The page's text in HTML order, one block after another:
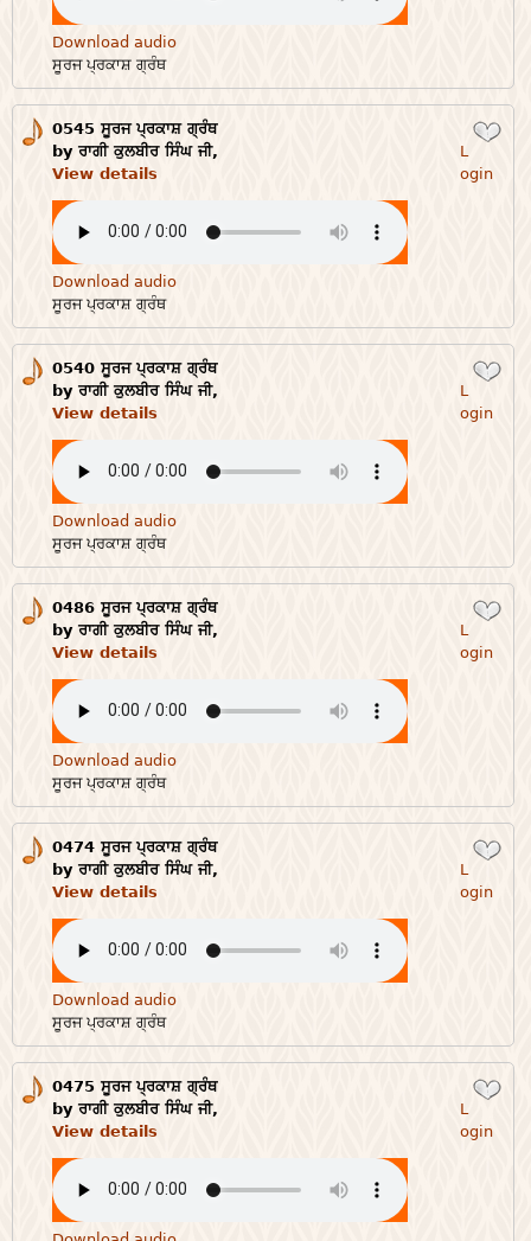
Download audio
ਸੂਰਜ ਪ੍ਰਕਾਸ਼ ਗ੍ਰੰਥ
0545 ਸੂਰਜ ਪ੍ਰਕਾਸ਼ ਗ੍ਰੰਥ
by ਰਾਗੀ ਕੁਲਬੀਰ ਸਿੰਘ ਜੀ,
View details
L
ogin
Download audio
ਸੂਰਜ ਪ੍ਰਕਾਸ਼ ਗ੍ਰੰਥ
0540 ਸੂਰਜ ਪ੍ਰਕਾਸ਼ ਗ੍ਰੰਥ
by ਰਾਗੀ ਕੁਲਬੀਰ ਸਿੰਘ ਜੀ,
View details
L
ogin
Download audio
ਸੂਰਜ ਪ੍ਰਕਾਸ਼ ਗ੍ਰੰਥ
0486 ਸੂਰਜ ਪ੍ਰਕਾਸ਼ ਗ੍ਰੰਥ
by ਰਾਗੀ ਕੁਲਬੀਰ ਸਿੰਘ ਜੀ,
View details
L
ogin
Download audio
ਸੂਰਜ ਪ੍ਰਕਾਸ਼ ਗ੍ਰੰਥ
0474 ਸੂਰਜ ਪ੍ਰਕਾਸ਼ ਗ੍ਰੰਥ
by ਰਾਗੀ ਕੁਲਬੀਰ ਸਿੰਘ ਜੀ,
View details
L
ogin
Download audio
ਸੂਰਜ ਪ੍ਰਕਾਸ਼ ਗ੍ਰੰਥ
0475 ਸੂਰਜ ਪ੍ਰਕਾਸ਼ ਗ੍ਰੰਥ
by ਰਾਗੀ ਕੁਲਬੀਰ ਸਿੰਘ ਜੀ,
View details
L
ogin